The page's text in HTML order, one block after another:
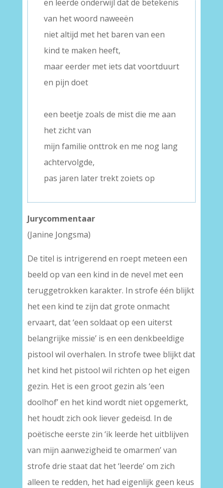
en leerde onderwijl dat de betekenis
van het woord naweeën
niet altijd met het baren van een
kind te maken heeft,
maar eerder met iets dat voortduurt
en pijn doet
een beetje zoals de mist die me aan
het zicht van
mijn familie onttrok en me nog lang
achtervolgde,
pas jaren later trekt zoiets op
Jurycommentaar
(Janine Jongsma)
De titel is intrigerend en roept meteen een
beeld op van een kind in de nevel met een
teruggetrokken karakter. In strofe één blijkt
het een kind te zijn dat grote onmacht
ervaart, dat ‘een soldaat op een uiterst
belangrijke missie’ is en een denkbeeldige
pistool wil overhalen. In strofe twee blijkt dat
het kind het pistool wil richten op het eigen
gezin. Het is een groot gezin als ‘een
doolhof’ en het kind wordt niet opgemerkt,
het houdt zich ook liever gedeisd. In de
poëtische eerste zin ‘ik leerde het uitblijven
van mijn aanwezigheid te omarmen’ van
strofe drie staat dat het ‘leerde’ om zich
alleen te redden, het had eigenlijk geen keus